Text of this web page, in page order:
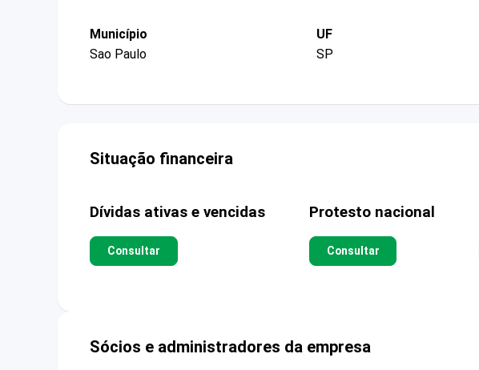
Município
Sao Paulo
UF
SP
Situação financeira
Dívidas ativas e vencidas
Consultar
Protesto nacional
Consultar
Sócios e administradores da empresa